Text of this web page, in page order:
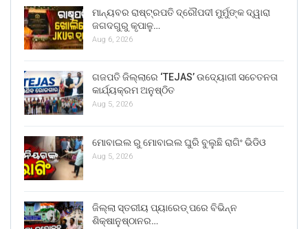
ମାନ୍ୟବର ରାଷ୍ଟ୍ରପତି ଦ୍ରୌପଦୀ ମୁର୍ମୁଙ୍କ ଦ୍ୱାରା
ଜଗଦଗୁରୁ କୃପାଳୁ…
Aug 6, 2026
ଗଜପତି ଜିଲ୍ଲାରେ ‘TEJAS’ ଉଦ୍ୟୋଗୀ ସଚେତନତା
କାର୍ଯ୍ୟକ୍ରମ ଅନୁଷ୍ଠିତ
Aug 5, 2026
ମୋବାଇଲ ରୁ ମୋବାଇଲ ଘୁରି ବୁଲୁଛି ରାଗିଂ ଭିଡିଓ
Aug 5, 2026
ଜିଲ୍ଲା ସ୍ତରୀୟ ପ୍ୟାରେଡ୍ ପରେ ବିଭିନ୍ନ
ଶିକ୍ଷାନୁଷ୍ଠାନର…